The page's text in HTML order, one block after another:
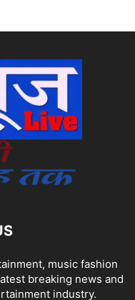
music fashion
breaking news and
industry.